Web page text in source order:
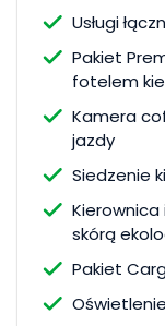
Usługi
Pakiet
fotelem
Kamera
jazdy
Siedzenie
skórą
Pakiet